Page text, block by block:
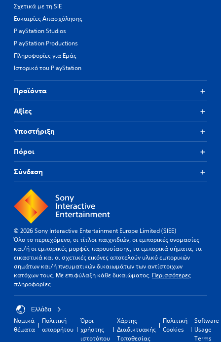
Σχετικά με τη SIE
Ευκαιρίες Απασχόλησης
PlayStation Studios
PlayStation Productions
Πληροφορίες για Εμάς
Ιστορικό του PlayStation
Προϊόντα
Αξίες
Υποστήριξη
Πόροι
Σύνδεση
© 2026 Sony Interactive Entertainment Europe Limited (SIEE)
Όλο το περιεχόμενο, οι τίτλοι παιχνιδιών, οι εμπορικές ονομασίες
και/ή οι εμπορικές μορφές παρουσίασης, τα εμπορικά σήματα, τα
εικαστικά και οι σχετικές εικόνες αποτελούν υλικό εμπορικών
σημάτων και/ή πνευματικών δικαιωμάτων των αντίστοιχων
κατόχων τους. Με επιφύλαξη κάθε δικαιώματος. Περισσότερες
πληροφορίες
Ελλάδα
Νομικά
θέματα
Πολιτική
απορρήτου
Όροι
χρήστης
ιστοτόπου
Χάρτης
Διαδικτυακής
Τοποθεσίας
Πολιτική
Cookies
Software
Usage
Terms